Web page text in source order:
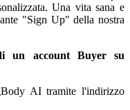
Una vita sana e
"Sign Up" della nostra
un account Buyer su
AI tramite l'indirizzo